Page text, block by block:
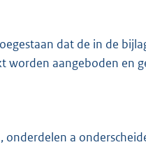
dat de in de
worden aangeboden en
a